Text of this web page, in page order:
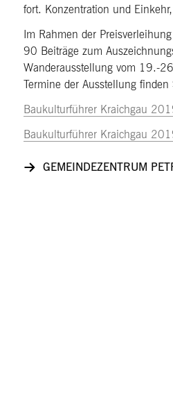
fort. Konzentration und
Im Rahmen der
90 Beiträge zum
Wanderausstellung vom 19.-
Termine der Ausstellung finden
Baukulturführer Kraichgau
Baukulturführer Kraichgau
GEMEINDEZENTRUM